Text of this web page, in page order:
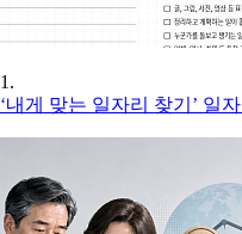
1.
‘내게 맞는 일자리 찾기’ 일